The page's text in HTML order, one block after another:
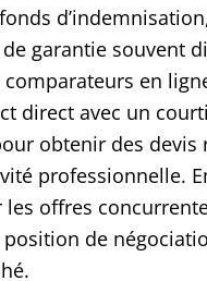
garantie souvent
comparateurs en
direct avec un
obtenir des
professionnelle.
offres
de